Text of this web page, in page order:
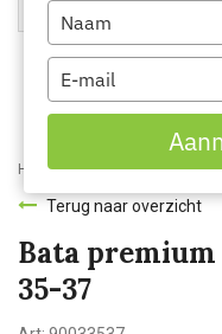
Home Webshop Werk- en
Terug naar overzicht
Bata
35-37
Type
your
name
Type
your
email